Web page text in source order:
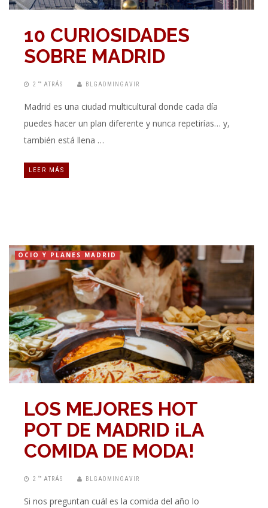
10 CURIOSIDADES
SOBRE MADRID
2 “” ATRÁS BLGADMINGAVIR
Madrid es una ciudad multicultural donde cada día
puedes hacer un plan diferente y nunca repetirías… y,
también está llena …
LEER MÁS
OCIO Y PLANES MADRID
LOS MEJORES HOT
POT DE MADRID ¡LA
COMIDA DE MODA!
2 “” ATRÁS BLGADMINGAVIR
Si nos preguntan cuál es la comida del año lo